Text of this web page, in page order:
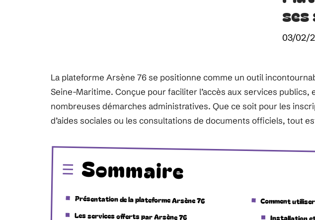
03/02/
La plateforme Arsène 76 se positionne comme un outil
Seine-Maritime. Conçue pour faciliter l’accès aux services publics,
nombreuses démarches administratives. Que ce soit pour les
d’aides sociales ou les consultations de documents officiels, tout
Sommaire
Présentation de la plateforme Arsène 76
Les services offerts par Arsène 76
Comment